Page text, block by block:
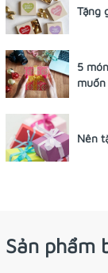
Tặng
5
Nên
Sản phẩm